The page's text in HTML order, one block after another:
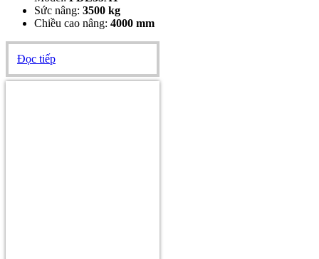
Sức nâng: 3500 kg
Chiều cao nâng: 4000 mm
Đọc tiếp